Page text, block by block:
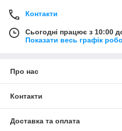
Контакти
Сьогодні працює з 10:00
Показати весь графік
Про нас
Контакти
Доставка та оплата